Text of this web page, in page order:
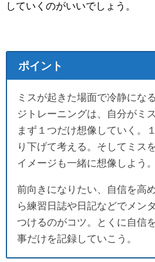
していくのがいいでしょう。
ポイント
ミスが起きた場面で冷静にな
ジトレーニングは、自分がミ
まず１つだけ想像していく。
り下げて考える。そしてミス
イメージも一緒に想像しよう。
前向きになりたい、自信を高
ら練習日誌や日記などでメン
つけるのがコツ。とくに自信
事だけを記録していこう。